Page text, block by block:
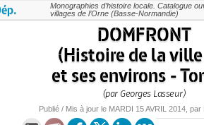
Monographies d’histoire locale. Catalogue
villages de l’Orne (Basse-Normandie)
DOMFRONT
(Histoire de la
et ses environs -
(par Georges Lasseur)
Publié / Mis à jour le MARDI 15 AVRIL 2014 , par